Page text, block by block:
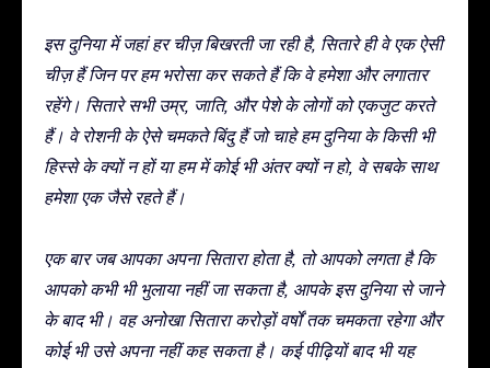
इस दुनिया में जहां हर चीज़ बिखरती जा रही है, सितारे ही वे एक ऐसी
चीज़ हैं जिन पर हम भरोसा कर सकते हैं कि वे हमेशा और लगातार
रहेंगे। सितारे सभी उम्र, जाति, और पेशे के लोगों को एकजुट करते
हैं। वे रोशनी के ऐसे चमकते बिंदु हैं जो चाहे हम दुनिया के किसी भी
हिस्से के क्यों न हों या हम में कोई भी अंतर क्यों न हो, वे सबके साथ
हमेशा एक जैसे रहते हैं।
एक बार जब आपका अपना सितारा होता है, तो आपको लगता है कि
आपको कभी भी भुलाया नहीं जा सकता है, आपके इस दुनिया से जाने
के बाद भी। वह अनोखा सितारा करोड़ों वर्षों तक चमकता रहेगा और
कोई भी उसे अपना नहीं कह सकता है। कई पीढ़ियों बाद भी यह